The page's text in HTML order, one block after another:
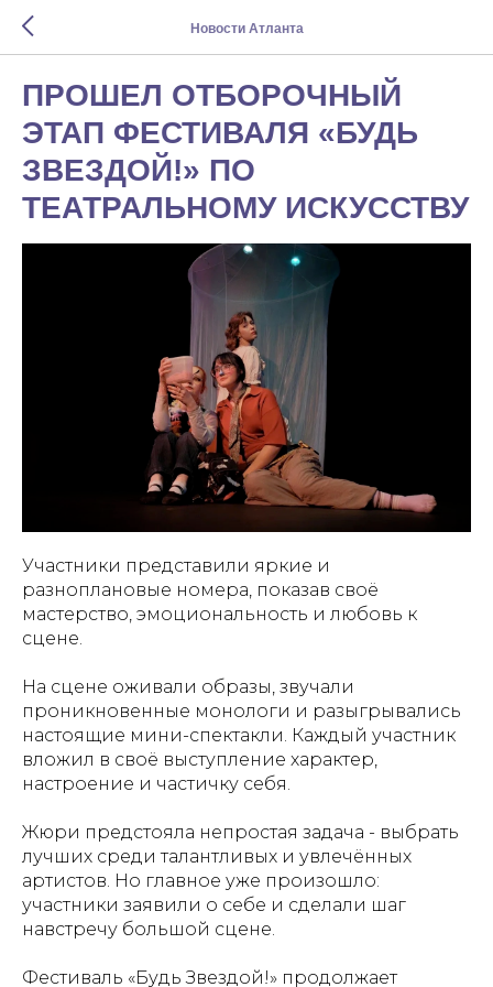
Новости Атланта
ПРОШЕЛ ОТБОРОЧНЫЙ
ЭТАП ФЕСТИВАЛЯ «БУДЬ
ЗВЕЗДОЙ!» ПО
ТЕАТРАЛЬНОМУ ИСКУССТВУ
Участники представили яркие и
разноплановые номера, показав своё
мастерство, эмоциональность и любовь к
сцене.
На сцене оживали образы, звучали
проникновенные монологи и разыгрывались
настоящие мини-спектакли. Каждый участник
вложил в своё выступление характер,
настроение и частичку себя.
Жюри предстояла непростая задача - выбрать
лучших среди талантливых и увлечённых
артистов. Но главное уже произошло:
участники заявили о себе и сделали шаг
навстречу большой сцене.
Фестиваль «Будь Звездой!» продолжает